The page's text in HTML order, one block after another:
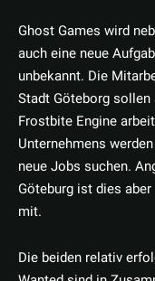
Ghost Games wird
auch eine neue
unbekannt. Die
Stadt Göteborg
Frostbite Engine
Unternehmens
neue Jobs suchen.
Göteburg ist dies
mit.
Die beiden relativ